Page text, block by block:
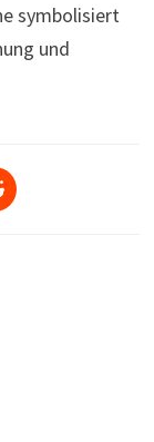
symbolisiert
und